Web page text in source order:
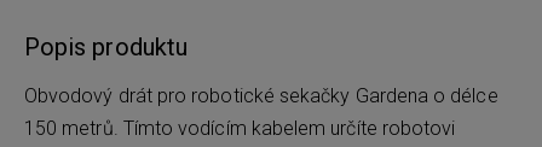
Popis produktu
Obvodový drát pro robotické sekačky Gardena o délce
150 metrů. Tímto vodícím kabelem určíte robotovi